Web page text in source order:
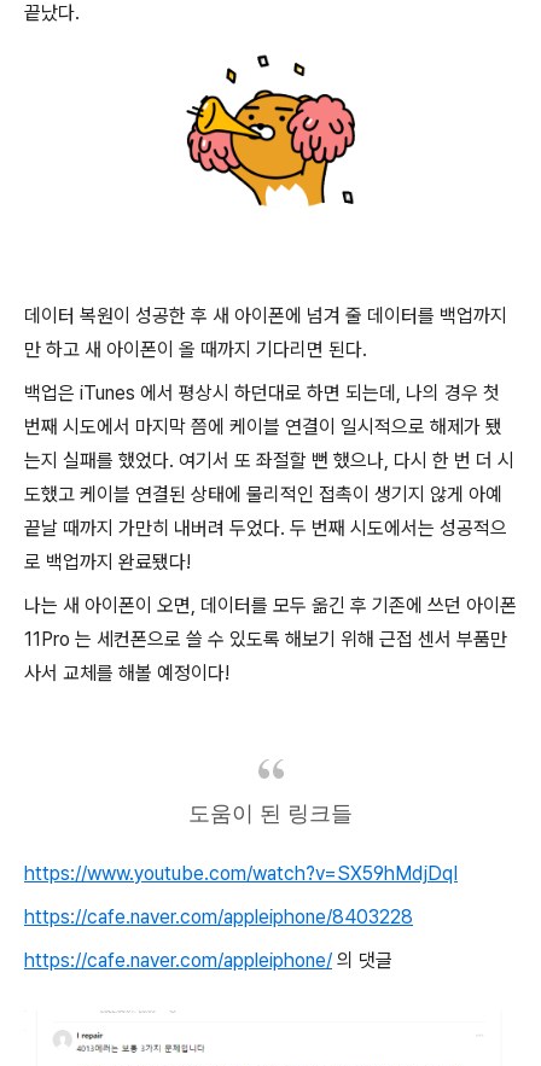
끝났다.
데이터 복원이 성공한 후 새 아이폰에 넘겨 줄 데이터를 백업까지
만 하고 새 아이폰이 올 때까지 기다리면 된다.
백업은 iTunes 에서 평상시 하던대로 하면 되는데, 나의 경우 첫
번째 시도에서 마지막 쯤에 케이블 연결이 일시적으로 해제가 됐
는지 실패를 했었다. 여기서 또 좌절할 뻔 했으나, 다시 한 번 더 시
도했고 케이블 연결된 상태에 물리적인 접촉이 생기지 않게 아예
끝날 때까지 가만히 내버려 두었다. 두 번째 시도에서는 성공적으
로 백업까지 완료됐다!
나는 새 아이폰이 오면, 데이터를 모두 옮긴 후 기존에 쓰던 아이폰
11Pro 는 세컨폰으로 쓸 수 있도록 해보기 위해 근접 센서 부품만
사서 교체를 해볼 예정이다!
도움이 된 링크들
https://www.youtube.com/watch?v=SX59hMdjDqI
https://cafe.naver.com/appleiphone/8403228
https://cafe.naver.com/appleiphone/ 의 댓글